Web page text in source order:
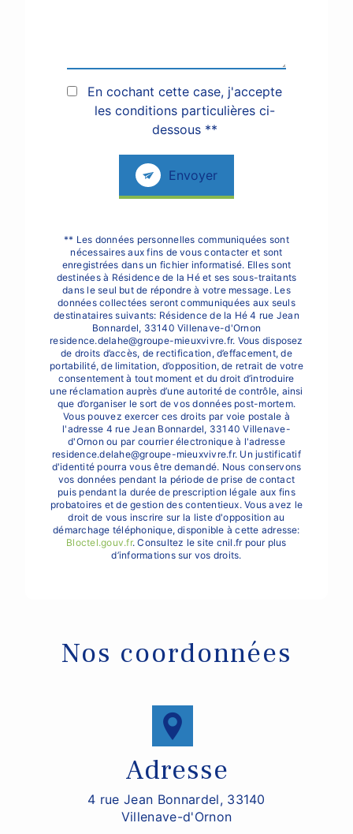
En cochant cette case, j'accepte
les conditions particulières ci-
dessous **
Envoyer
** Les données personnelles communiquées sont
nécessaires aux fins de vous contacter et sont
enregistrées dans un fichier informatisé. Elles sont
destinées à Résidence de la Hé et ses sous-traitants
dans le seul but de répondre à votre message. Les
données collectées seront communiquées aux seuls
destinataires suivants: Résidence de la Hé 4 rue Jean
Bonnardel, 33140 Villenave-d'Ornon
residence.delahe@groupe-mieuxvivre.fr. Vous disposez
de droits d’accès, de rectification, d’effacement, de
portabilité, de limitation, d’opposition, de retrait de votre
consentement à tout moment et du droit d’introduire
une réclamation auprès d’une autorité de contrôle, ainsi
que d’organiser le sort de vos données post-mortem.
Vous pouvez exercer ces droits par voie postale à
l'adresse 4 rue Jean Bonnardel, 33140 Villenave-
d'Ornon ou par courrier électronique à l'adresse
residence.delahe@groupe-mieuxvivre.fr. Un justificatif
d'identité pourra vous être demandé. Nous conservons
vos données pendant la période de prise de contact
puis pendant la durée de prescription légale aux fins
probatoires et de gestion des contentieux. Vous avez le
droit de vous inscrire sur la liste d'opposition au
démarchage téléphonique, disponible à cette adresse:
Bloctel.gouv.fr. Consultez le site cnil.fr pour plus
d’informations sur vos droits.
Nos coordonnées
Adresse
4 rue Jean Bonnardel, 33140
Villenave-d'Ornon